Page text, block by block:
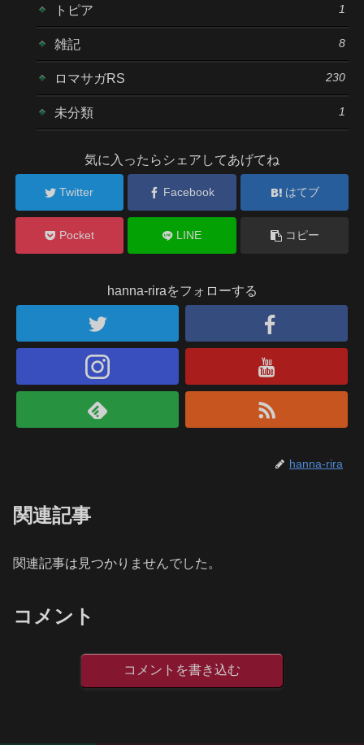
トピア 1
雑記 8
ロマサガRS 230
未分類 1
気に入ったらシェアしてあげてね
Twitter Facebook はてブ
Pocket LINE コピー
hanna-riraをフォローする
hanna-rira
関連記事
関連記事は見つかりませんでした。
コメント
コメントを書き込む